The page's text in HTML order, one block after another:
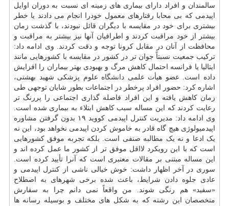
سالمندان و افراد دارای بیماری های زمینه ای نسبت به دوران اوایل
اپیدمی که بی محابا رفتارهای معمول خودرا انجام می دادند یا خطر
بیشتری برای خود در مقایسه با دیگران قائل نبودند، با گذشت زمان
بیشتر از خود مراقبت کردند و اطرافیان آنها نیز بیشتر به مراقبت و
محافظت از آنان در مقابل کرونا توجه و دقت کردند. وی ادامه داد:
ترکیب جمعیت نسبتاً جوان تر در کشور در مقایسه با کشورهایی مانند
ایتالیا یا فرانسه احتمال کاهش مرگ و بهبودی بهتر بیماران را افزایش
داده است. عضو هیأت علمی دانشگاه علوم پزشکی شهید بهشتی،
اشاره کرد: حضور افراد پرخطر در اجتماعات بطور شایان توجهی طی
زمان کاهش یافته و این افراد فاصله گذاری اجتماعی را پررنگ تر
رعایت کردند که این مساله سبب کاهش ابتلاء به بیماری شده است.
وی ادامه داد: مدیریت کنترل اپیدمی کووید ۱۹ بدون گرفتن مشاوره
اپیدمیولوژی هیچ گاه قادر به خاموش کردن اپیدمی نخواهد بود، این نه
یک ادعا و نه یک مطالبه صنفی است. بلکه تجربه موفق کشورهایی
است که با این رویکرد لااقل موفق تر از کشور ما عمل کرده اند و
این مساله مبتنی بر مقالات معتبری است که آنرا تأیید کرده است.
سوری در آخر اظهار داشت: خوش خیالی ناشی از کنترل اپیدمی و
عادی جلوه دادن شرایط، باعث شده برخی شهرهای به اصطلاح
«سفید» هم رنگی شوند. من واقعاً نمی دانم چرا به سفارش
متخصصان این رشته که به شکل های مختلف و بوسیله رسانه ها